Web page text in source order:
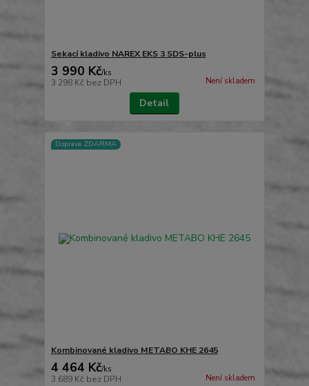
Sekací kladivo NAREX EKS 3 SDS-plus
3 990 Kč/ks
3 298 Kč bez DPH Není skladem
Detail
Doprava ZDARMA
Kombinované kladivo METABO KHE 2645
4 464 Kč/ks
3 689 Kč bez DPH Není skladem